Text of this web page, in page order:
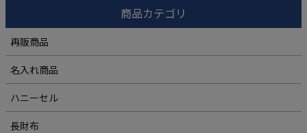
商品カテゴリ
再販商品
名入れ商品
ハニーセル
長財布